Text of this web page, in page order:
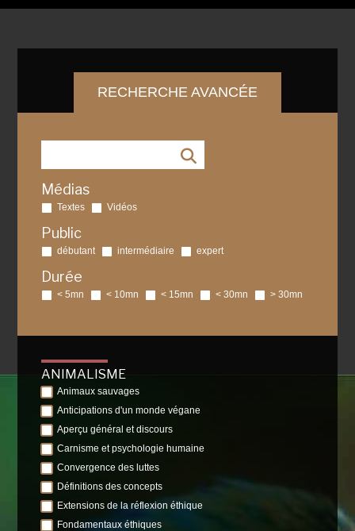
RECHERCHE AVANCÉE
Médias
Textes Vidéos
Public
débutant intermédiaire expert
Durée
< 5mn < 10mn < 15mn < 30mn > 30mn
ANIMALISME
Animaux sauvages
Anticipations d'un monde végane
Aperçu général et discours
Carnisme et psychologie humaine
Convergence des luttes
Définitions des concepts
Extensions de la réflexion éthique
Fondamentaux éthiques